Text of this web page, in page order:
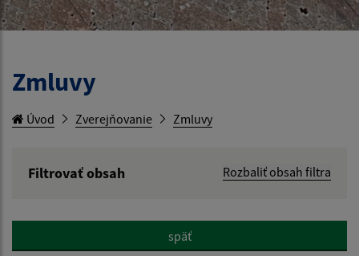
Zmluvy
Úvod Zverejňovanie Zmluvy
Filtrovať obsah
Rozbaliť obsah filtra
Hľadať v:
späť